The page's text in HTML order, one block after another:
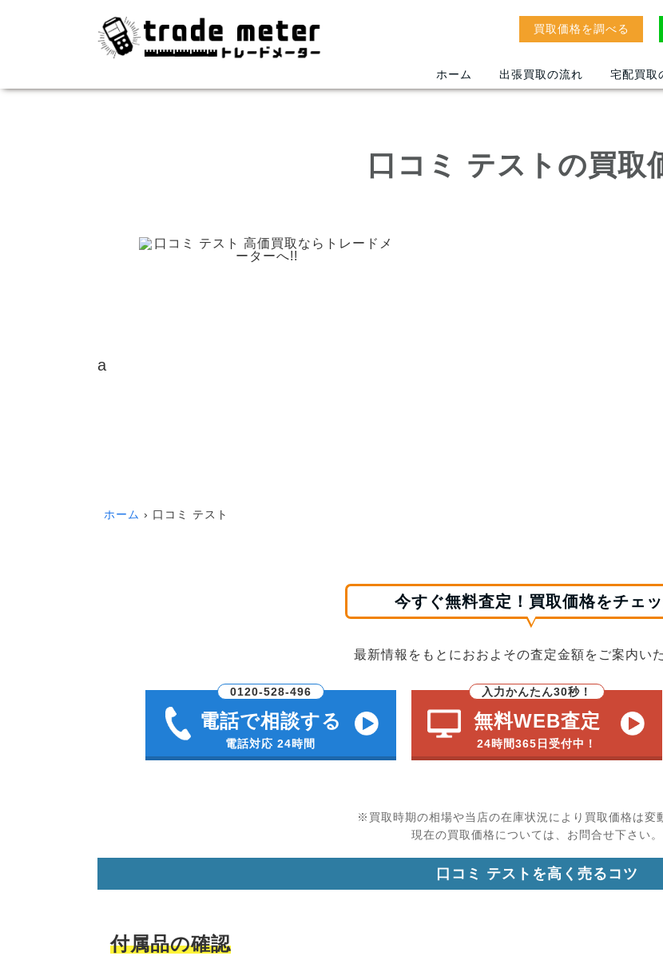
買取価格を調べる
ホーム 出張買取の流れ 宅配買取
口コミ テストの買取
a
ホーム 口コミ テスト
今すぐ無料査定！買取価格をチェ
最新情報をもとにおおよその査定金額をご案内い
0120-528-496
電話で相談する
電話対応 24時間
入力かんたん30秒！
無料WEB査定
24時間365日受付中！
※買取時期の相場や当店の在庫状況により買取価格は変
現在の買取価格については、お問合せ下さい。
口コミ テストを高く売るコツ
付属品の確認